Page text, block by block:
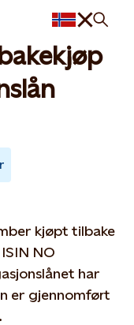
kjøpt tilbake
NO
har
er gjennomført